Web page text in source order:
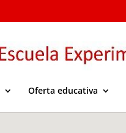
Oferta educativa